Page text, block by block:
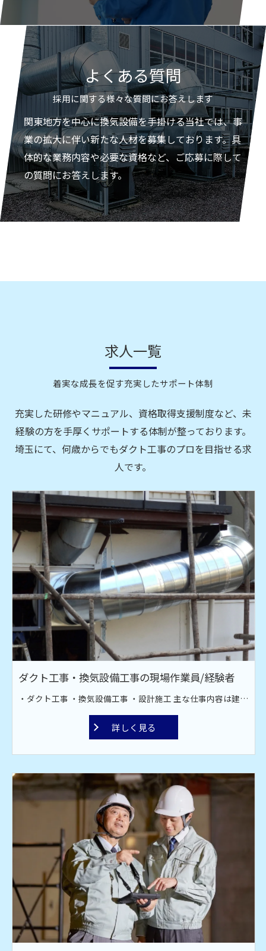
よくある質問
採用に関する様々な質問にお答えします
関東地方を中心に換気設備を手掛ける当社では、事
業の拡大に伴い新たな人材を募集しております。具
体的な業務内容や必要な資格など、ご応募に際して
の質問にお答えします。
着実な成長を促す充実したサポート体制
求人一覧
充実した研修やマニュアル、資格取得支援制度など、未
経験の方を手厚くサポートする体制が整っております。
埼玉にて、何歳からでもダクト工事のプロを目指せる求
人です。
ダクト工事・換気設備工事の現場作業員/経験者
・ダクト工事 ・換気設備工事 ・設計施工 主な仕事内容は建設現場での空調設備工事です。オフィス、工場、飲食店、スーパーなどのダクト工場。 換気・排煙・空調などのダクト材の取り付け作業です。ダクト材接続・換気扇取り付け・ファン取付工事を行っております。 現場は全国対応！ 宮古島や甲子園近郊への出張もあります。
詳しく見る